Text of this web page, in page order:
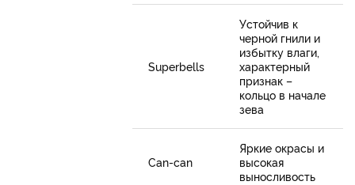
Superbells
Устойчив к
черной гнили и
избытку влаги,
характерный
признак –
кольцо в начале
зева
Can-can
Яркие окрасы и
высокая
выносливость